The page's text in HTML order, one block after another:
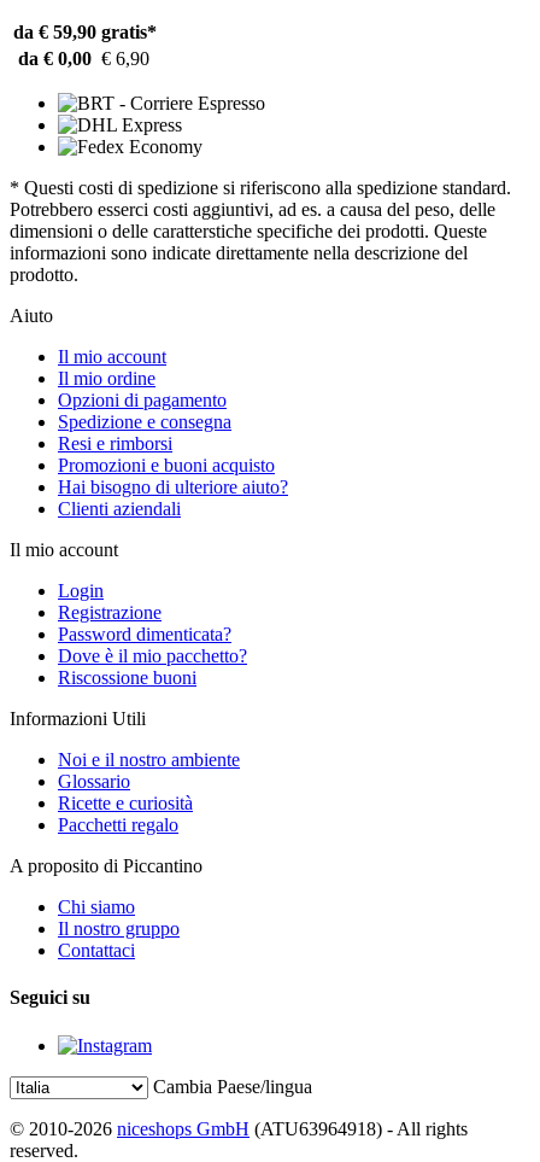
da € 59,90 gratis*
da € 0,00 € 6,90
* Questi costi di spedizione si riferiscono alla spedizione standard.
Potrebbero esserci costi aggiuntivi, ad es. a causa del peso, delle
dimensioni o delle caratterstiche specifiche dei prodotti. Queste
informazioni sono indicate direttamente nella descrizione del
prodotto.
Aiuto
Il mio account
Il mio ordine
Opzioni di pagamento
Spedizione e consegna
Resi e rimborsi
Promozioni e buoni acquisto
Hai bisogno di ulteriore aiuto?
Clienti aziendali
Il mio account
Login
Registrazione
Password dimenticata?
Dove è il mio pacchetto?
Riscossione buoni
Informazioni Utili
Noi e il nostro ambiente
Glossario
Ricette e curiosità
Pacchetti regalo
A proposito di Piccantino
Chi siamo
Il nostro gruppo
Contattaci
Seguici su
Cambia Paese/lingua
© 2010-2026 niceshops GmbH (ATU63964918) - All rights
reserved.